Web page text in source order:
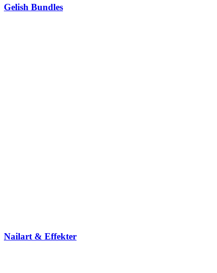
Gelish Bundles
Nailart & Effekter